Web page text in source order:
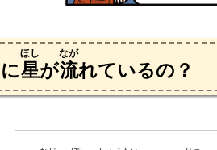
に星
ほし
が流
なが
れているの？